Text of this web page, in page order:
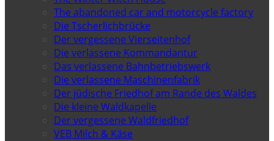
The abandoned car and motorcycle factory
Die Tscherlichbrücke
Der vergessene Vierseitenhof
Die verlassene Kommandantur
Das verlassene Bahnbetriebswerk
Die verlassene Maschinenfabrik
Der jüdische Friedhof am Rande des Waldes
Die kleine Waldkapelle
Der vergessene Waldfriedhof
VEB Milch & Käse